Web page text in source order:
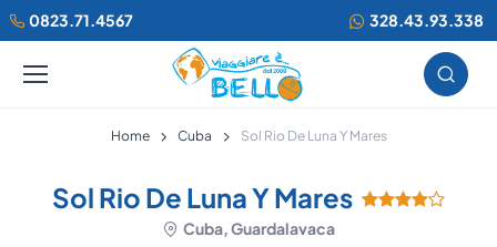
0823.71.4567 328.43.93.338
Home Cuba Sol Rio De Luna Y Mares
Sol Rio De Luna Y Mares
Cuba, Guardalavaca